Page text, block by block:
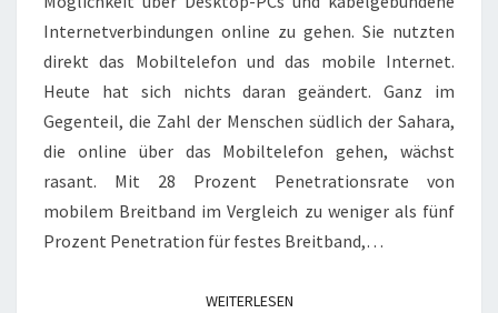
Internetverbindungen online zu gehen. Sie nutzten
direkt das Mobiltelefon und das mobile Internet.
Heute hat sich nichts daran geändert. Ganz im
Gegenteil, die Zahl der Menschen südlich der Sahara,
die online über das Mobiltelefon gehen, wächst
rasant. Mit 28 Prozent Penetrationsrate von
mobilem Breitband im Vergleich zu weniger als fünf
Prozent Penetration für festes Breitband,…
WEITERLESENWEITERLESEN